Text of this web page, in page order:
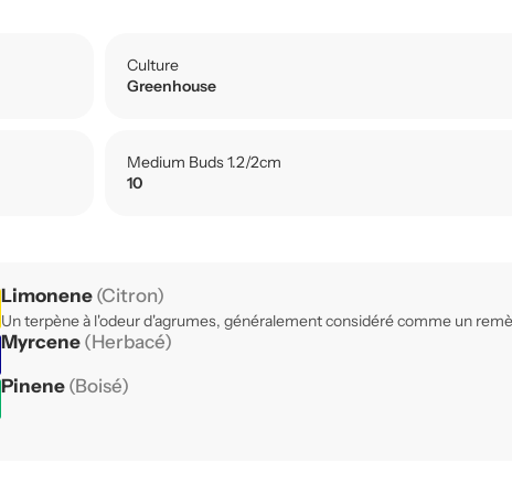
Culture
Greenhouse
Medium Buds 1.2/2cm
10
Limonene (Citron)
Un terpène à l'odeur d'agrumes, généralement considéré comme un
Myrcene (Herbacé)
Pinene (Boisé)